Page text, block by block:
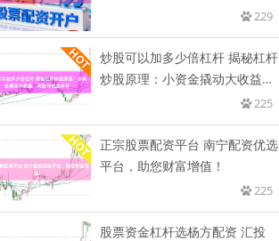
229
炒股可以加多少倍杠杆 揭秘杠杆
炒股原理：小资金撬动大收益，
225
正宗股票配资平台 南宁配资优选
平台，助您财富增值！
225
股票资金杠杆选杨方配资 汇投